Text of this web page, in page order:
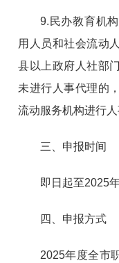
9.民办教育机
用人员和社会流动
县以上政府人社部
未进行人事代理的
流动服务机构进行人
三、申报时间
即日起至2025
四、申报方式
2025年度全市